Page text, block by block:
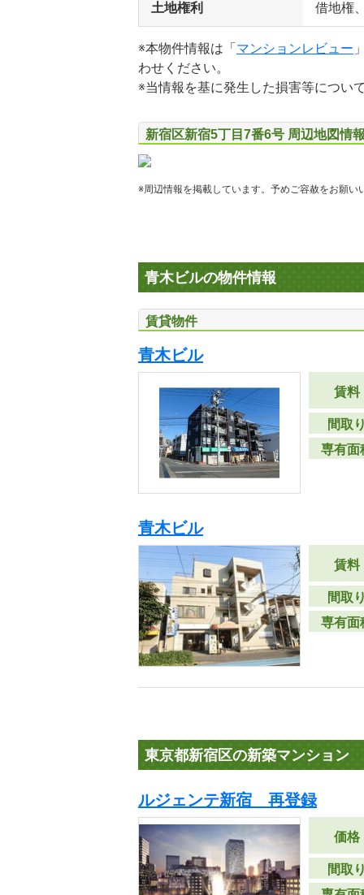
土地権利 借地権
※本物件情報は「 マンションレビュー
わせください。
※当情報を基に発生した損害等につい
新宿区新宿5丁目7番6号 周辺地図情報
※周辺情報を掲載しています。予めご容赦をお願い
青木ビルの物件情報
賃貸物件
青木ビル
賃料
間取り
専有面
青木ビル
賃料
間取り
専有面
東京都新宿区の新築マンション
ルジェンテ新宿 再登録
価格
間取り